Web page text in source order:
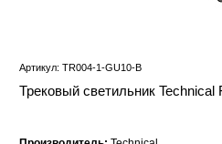
Артикул: TR004-1-GU10-B
Трековый светильник